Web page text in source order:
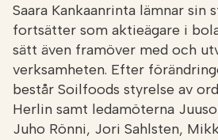
Saara Kankaanrinta lämnar sin
fortsätter som aktieägare i
sätt även framöver med och
verksamheten. Efter
består Soilfoods styrelse av
Herlin samt ledamöterna
Juho Rönni, Jori Sahlsten,